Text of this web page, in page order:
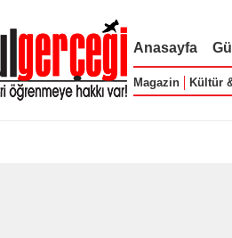
Anasayfa
Magazin Kültür